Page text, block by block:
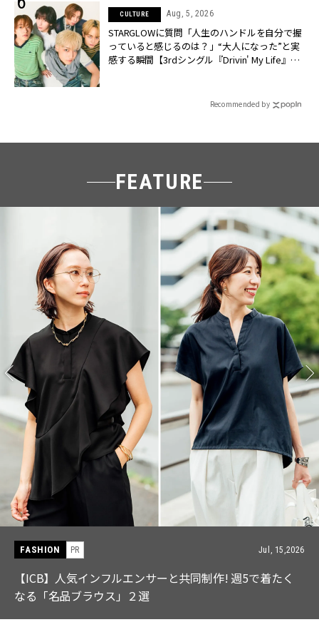
CULTURE Aug, 5, 2026
STARGLOWに質問「人生のハンドルを自分で握
っていると感じるのは？」“大️人になった”と実
感する瞬間【3rdシングル『Drivin' My Life』発
Recommended by
FEATURE
FASHION PR Jul, 15,2026
【ICB】人気インフルエンサーと共同制作! 週5で着たく
なる「名品ブラウス」２選